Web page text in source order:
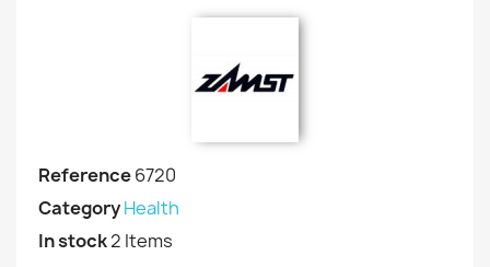
Reference6720
CategoryHealth
In stock2 Items